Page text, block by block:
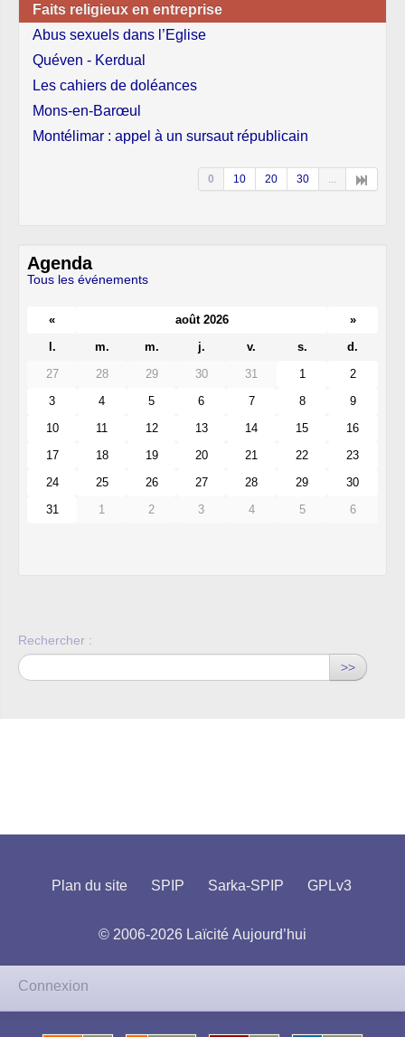
Faits religieux en entreprise
Abus sexuels dans l’Eglise
Quéven - Kerdual
Les cahiers de doléances
Mons-en-Barœul
Montélimar : appel à un sursaut républicain
0 10 20 30 ...
Agenda
Tous les événements
« août 2026
»
l.
m. m. j. v. s.
d.
27
28 29 30 31 1
2
3
4 5 6 7 8
9
10
11 12 13 14 15
16
17
18 19 20 21 22
23
24
25 26 27 28 29
30
31
1 2 3 4 5 6
Rechercher :
>>
Plan du site SPIP Sarka-SPIP GPLv3
© 2006-2026 Laïcité Aujourd’hui
Connexion